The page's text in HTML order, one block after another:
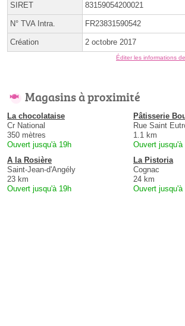
SIRET 83159054200021
N° TVA Intra. FR23831590542
Création 2 octobre 2017
Éditer les informations
Magasins à proximité
La chocolataise
Cr National
350 mètres
Ouvert jusqu'à 19h
Pâtisserie
Rue Saint
1.1 km
Ouvert jusqu'à
A la Rosière
Saint-Jean-d'Angély
23 km
Ouvert jusqu'à 19h
La Pistoria
Cognac
24 km
Ouvert jusqu'à